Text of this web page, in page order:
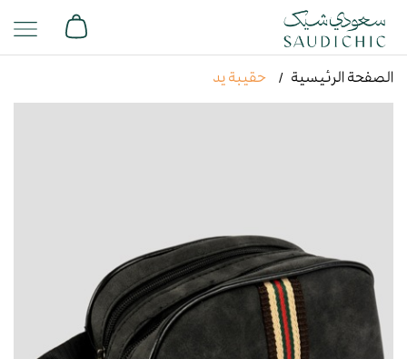
الصفحة الرئيسية حقيبة يد